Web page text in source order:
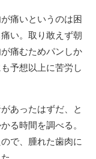
痛いというのは困
い。取り敢えず朝
痛むためパンしか
予想以上に苦労し
あったはずだ、と
る時間を調べる。
で、腫れた歯肉に